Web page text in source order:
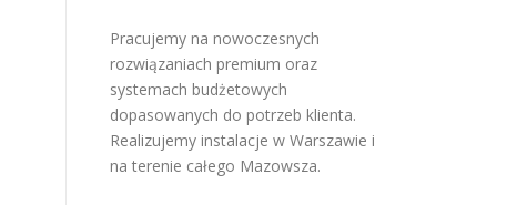
Pracujemy na nowoczesnych
rozwiązaniach premium oraz
systemach budżetowych
dopasowanych do potrzeb klienta.
Realizujemy instalacje w Warszawie i
na terenie całego Mazowsza.